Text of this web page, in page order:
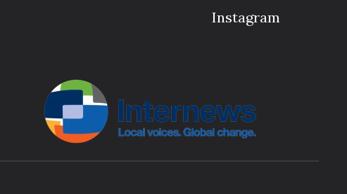
Instagram